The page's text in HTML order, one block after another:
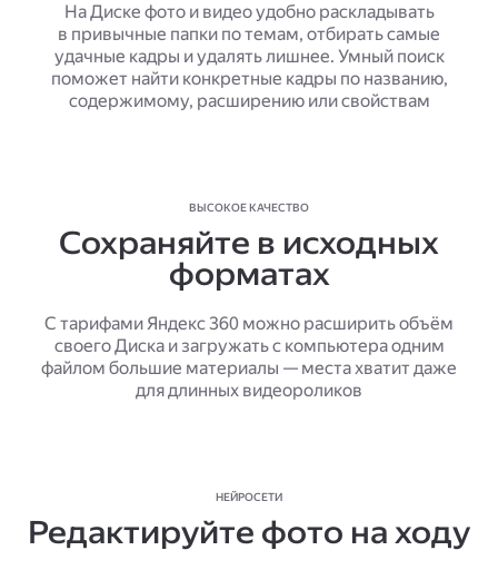
На Диске фото и видео удобно раскладывать
в привычные папки по темам, отбирать самые
удачные кадры и удалять лишнее. Умный поиск
поможет найти конкретные кадры по названию,
содержимому, расширению или свойствам
ВЫСОКОЕ КАЧЕСТВО
Сохраняйте в исходных
форматах
С тарифами Яндекс 360 можно расширить объём
своего Диска и загружать с компьютера одним
файлом большие материалы — места хватит даже
для длинных видеороликов
НЕЙРОСЕТИ
Редактируйте фото на ходу